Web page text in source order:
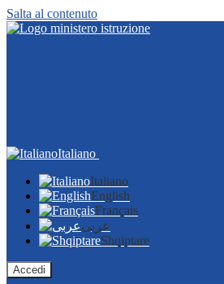
Salta al contenuto
Italiano
Italiano
English
Français
عربى
Shqiptare
Accedi